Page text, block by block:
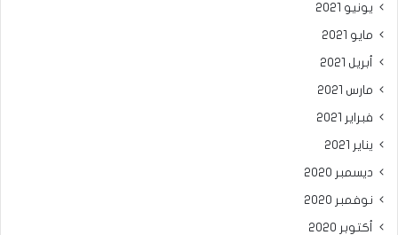
يونيو 2021
مايو 2021
أبريل 2021
مارس 2021
فبراير 2021
يناير 2021
ديسمبر 2020
نوفمبر 2020
أكتوبر 2020